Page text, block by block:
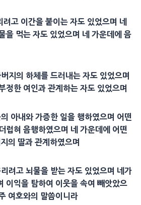
고 이간을 붙이는 자도 있었으며 네
을 먹는 자도 있었으며 네 가운데에 음
지의 하체를 드러내는 자도 있었으며
정한 여인과 관계하는 자도 있었으며
아내와 가증한 일을 행하였으며 어떤
럽혀 음행하였으며 네 가운데에 어떤
의 딸과 관계하였으며
려고 뇌물을 받는 자도 있었으며 네가
이익을 탐하여 이웃을 속여 빼앗았으
여호와의 말씀이니라